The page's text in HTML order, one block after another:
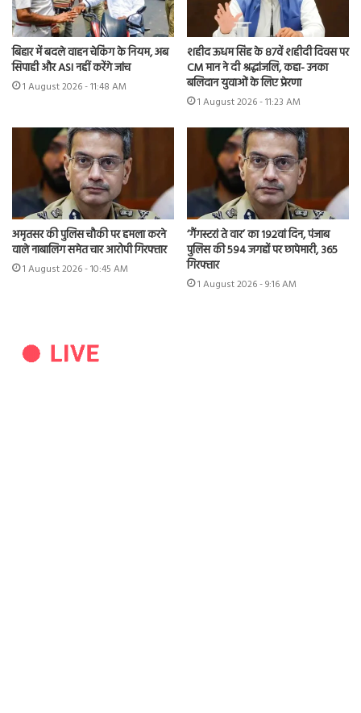
बिहार में बदले वाहन चेकिंग के नियम, अब
सिपाही और ASI नहीं करेंगे जांच
1 August 2026 - 11:48 AM
शहीद ऊधम सिंह के 87वें शहीदी दिवस पर
CM मान ने दी श्रद्धांजलि, कहा- उनका
बलिदान युवाओं के लिए प्रेरणा
1 August 2026 - 11:23 AM
अमृतसर की पुलिस चौकी पर हमला करने
वाले नाबालिग समेत चार आरोपी गिरफ्तार
1 August 2026 - 10:45 AM
‘गैंगस्टरां ते वार’ का 192वां दिन, पंजाब
पुलिस की 594 जगहों पर छापेमारी, 365
गिरफ्तार
1 August 2026 - 9:16 AM